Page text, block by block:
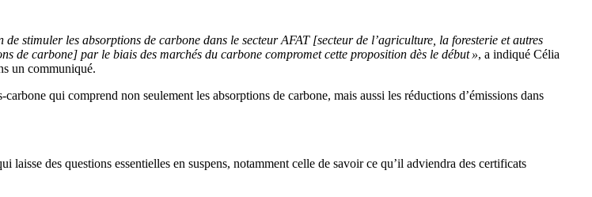
de stimuler les absorptions de carbone dans le secteur AFAT [secteur de l’agriculture, la foresterie et autres
de carbone] par le biais des marchés du carbone compromet cette proposition dès le début », a indiqué Célia
un communiqué.
carbone qui comprend non seulement les absorptions de carbone, mais aussi les réductions d’émissions dans
des questions essentielles en suspens, notamment celle de savoir ce qu’il adviendra des certificats